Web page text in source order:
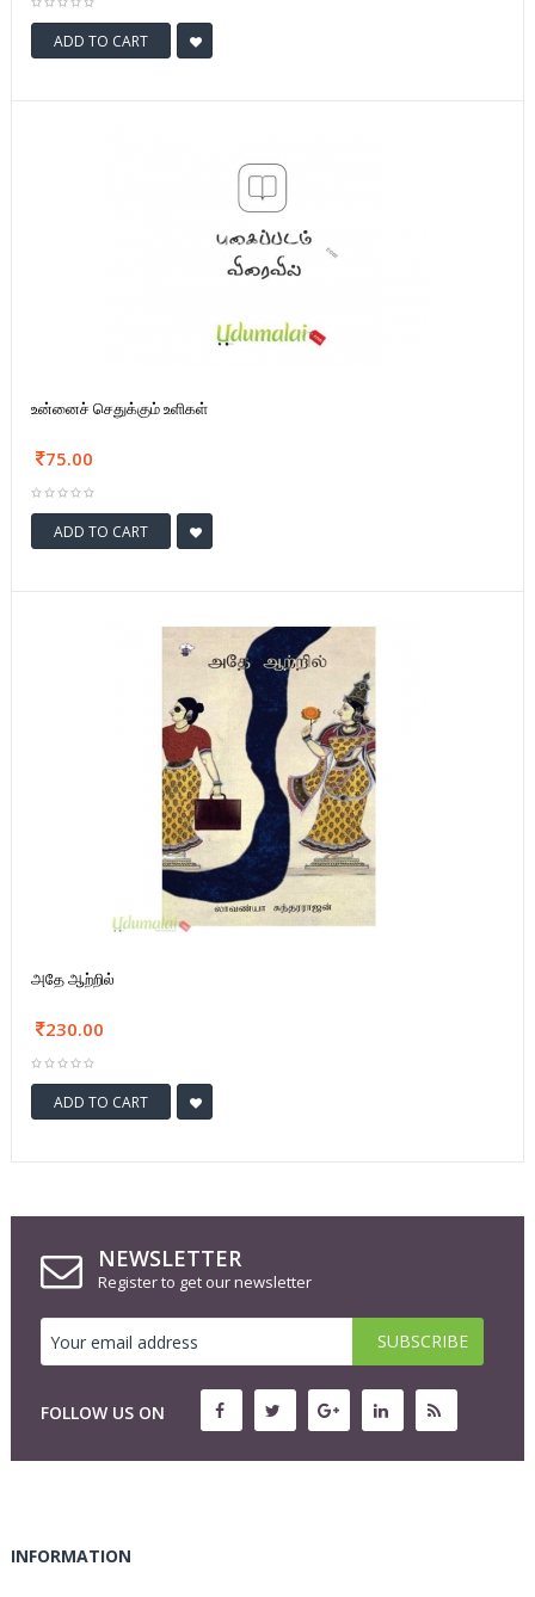
ADD TO CART
உன்னைச் செதுக்கும் உளிகள்
75.00
ADD TO CART
அதே ஆற்றில்
230.00
ADD TO CART
NEWSLETTER
Register to get our newsletter
FOLLOW US ON
INFORMATION